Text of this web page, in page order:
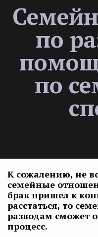
по
по
К сожалению, не
семейные
брак пришел к
расстаться, то
разводам сможет
процесс.